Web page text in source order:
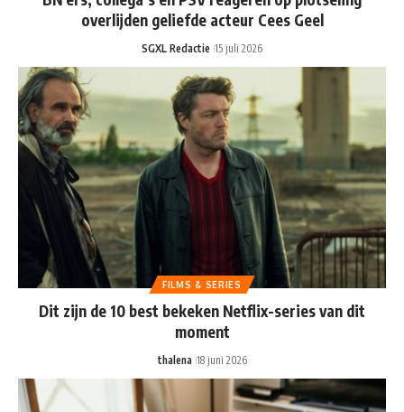
overlijden geliefde acteur Cees Geel
SGXL Redactie 15 juli 2026
FILMS & SERIES
Dit zijn de 10 best bekeken Netflix-series van dit
moment
thalena 18 juni 2026